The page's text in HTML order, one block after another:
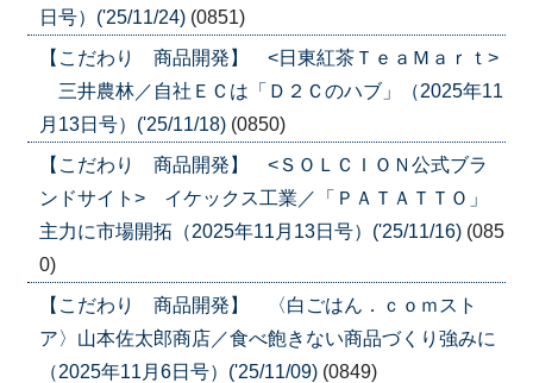
日号）('25/11/24) (0851)
【こだわり 商品開発】 <日東紅茶ＴｅａＭａｒｔ>
三井農林／自社ＥＣは「Ｄ２Ｃのハブ」（2025年11
月13日号）('25/11/18) (0850)
【こだわり 商品開発】 <ＳＯＬＣＩＯＮ公式ブラ
ンドサイト> イケックス工業／「ＰＡＴＡＴＴＯ」
主力に市場開拓（2025年11月13日号）('25/11/16) (085
0)
【こだわり 商品開発】 〈白ごはん．ｃｏｍスト
ア〉山本佐太郎商店／食べ飽きない商品づくり強みに
（2025年11月6日号）('25/11/09) (0849)